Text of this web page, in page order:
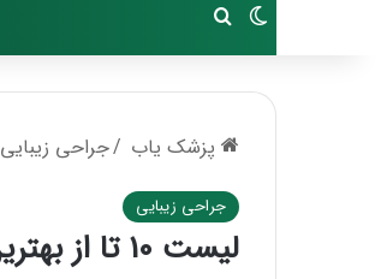
تغییر پوسته
جستجو برای
پزشک یاب /جراحی زیبایی
جراحی زیبایی
لیست 10 تا از بهترین جراح بینی گوشتی در ایران⚡【سال1405】❤️